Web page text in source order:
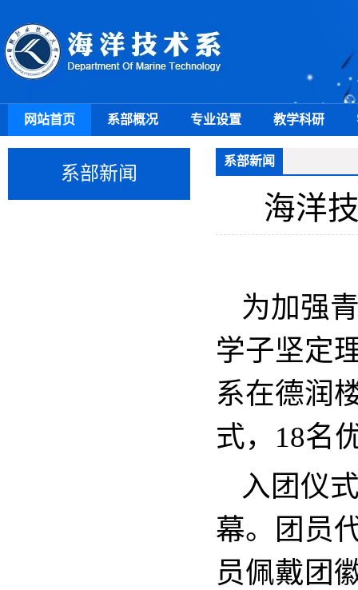
网站首页 系部概况 专业设置 教学科研
系部新闻
系部新闻
海洋
为加强
学子坚定
系在德润
式，18名
入团仪
幕。团员
员佩戴团